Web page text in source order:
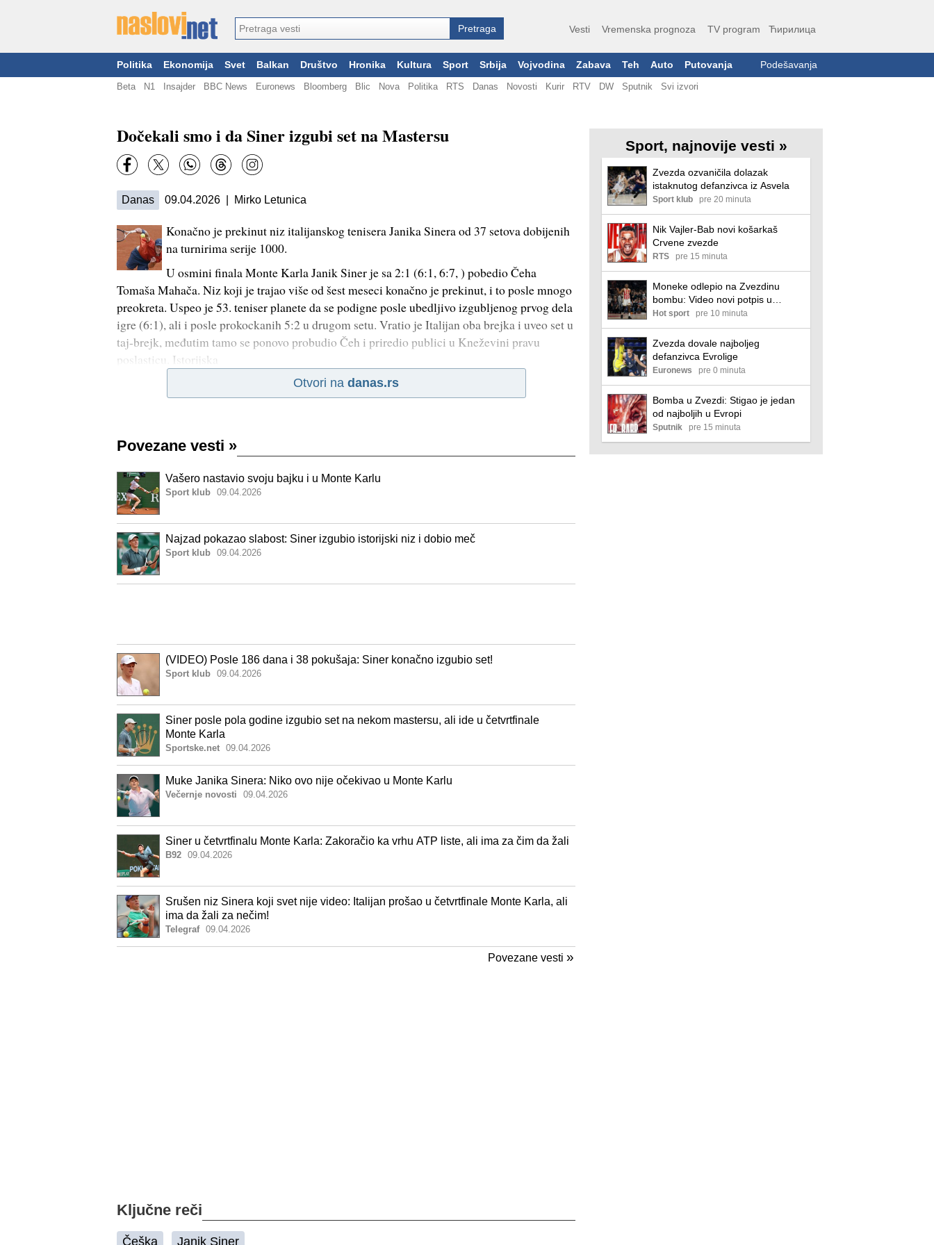
Vesti Vremenska prognoza TV program Ћирилица
Politika Ekonomija Svet Balkan Društvo Hronika Kultura Sport Srbija Vojvodina Zabava Teh Auto Putovanja Podešavanja
Beta N1 Insajder BBC News Euronews Bloomberg Blic Nova Politika RTS Danas Novosti Kurir RTV DW Sputnik Svi izvori
Dočekali smo i da Siner izgubi set na Mastersu
Danas 09.04.2026 | Mirko Letunica
Konačno je prekinut niz italijanskog tenisera Janika Sinera od 37 setova dobijenih
na turnirima serije 1000.
U osmini finala Monte Karla Janik Siner je sa 2:1 (6:1, 6:7, ) pobedio Čeha
Tomaša Mahača. Niz koji je trajao više od šest meseci konačno je prekinut, i to posle mnogo
preokreta. Uspeo je 53. teniser planete da se podigne posle ubedljivo izgubljenog prvog dela
igre (6:1), ali i posle prokockanih 5:2 u drugom setu. Vratio je Italijan oba brejka i uveo set u
taj-brejk, međutim tamo se ponovo probudio Čeh i priredio publici u Kneževini pravu
poslasticu. Istorijska
Otvori na danas.rs
Povezane vesti »
Vašero nastavio svoju bajku i u Monte Karlu
Sport klub 09.04.2026
Najzad pokazao slabost: Siner izgubio istorijski niz i dobio meč
Sport klub 09.04.2026
(VIDEO) Posle 186 dana i 38 pokušaja: Siner konačno izgubio set!
Sport klub 09.04.2026
Siner posle pola godine izgubio set na nekom mastersu, ali ide u četvrtfinale
Monte Karla
Sportske.net 09.04.2026
Muke Janika Sinera: Niko ovo nije očekivao u Monte Karlu
Večernje novosti 09.04.2026
Siner u četvrtfinalu Monte Karla: Zakoračio ka vrhu ATP liste, ali ima za čim da žali
B92 09.04.2026
Srušen niz Sinera koji svet nije video: Italijan prošao u četvrtfinale Monte Karla, ali
ima da žali za nečim!
Telegraf 09.04.2026
Povezane vesti »
Ključne reči
Češka Janik Siner
Sport, najnovije vesti »
Zvezda ozvaničila dolazak
istaknutog defanzivca iz Asvela
Sport klub pre 20 minuta
Nik Vajler-Bab novi košarkaš
Crvene zvezde
RTS pre 15 minuta
Moneke odlepio na Zvezdinu
bombu: Video novi potpis u
crveno-belom i odmah se oglasio!
Hot sport pre 10 minuta
Zvezda dovale najboljeg
defanzivca Evrolige
Euronews pre 0 minuta
Bomba u Zvezdi: Stigao je jedan
od najboljih u Evropi
Sputnik pre 15 minuta